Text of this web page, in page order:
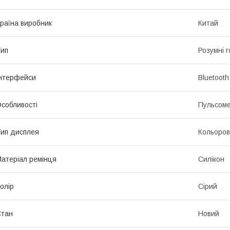
виробник Китай
Розумні
Bluetooth
дисплея
ремінця Силікон
Сірий
Новий